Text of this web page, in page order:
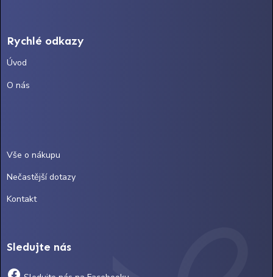
Rychlé odkazy
Úvod
O nás
Vše o nákupu
Nečastější dotazy
Kontakt
Sledujte nás